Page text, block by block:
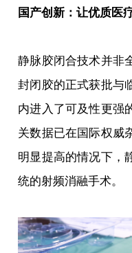
国产创新：让优质医
静脉胶闭合技术并非
封闭胶的正式获批与
内进入了可及性更强
关数据已在国际权威
明显提高的情况下，
统的射频消融手术。